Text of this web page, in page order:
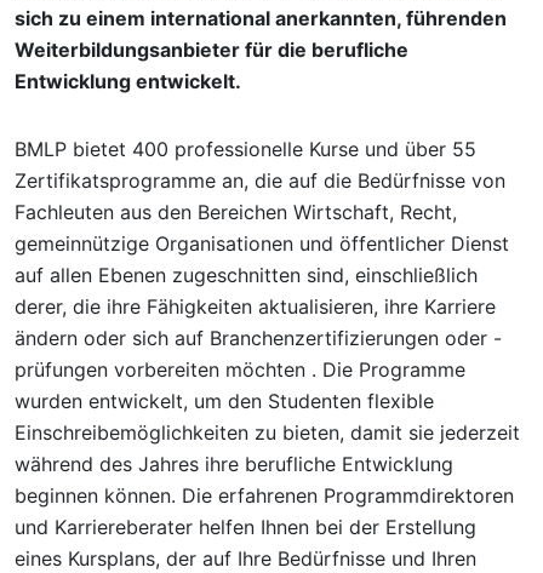
sich zu einem international anerkannten, führenden
Weiterbildungsanbieter für die berufliche
Entwicklung entwickelt.
BMLP bietet 400 professionelle Kurse und über 55
Zertifikatsprogramme an, die auf die Bedürfnisse von
Fachleuten aus den Bereichen Wirtschaft, Recht,
gemeinnützige Organisationen und öffentlicher Dienst
auf allen Ebenen zugeschnitten sind, einschließlich
derer, die ihre Fähigkeiten aktualisieren, ihre Karriere
ändern oder sich auf Branchenzertifizierungen oder -
prüfungen vorbereiten möchten . Die Programme
wurden entwickelt, um den Studenten flexible
Einschreibemöglichkeiten zu bieten, damit sie jederzeit
während des Jahres ihre berufliche Entwicklung
beginnen können. Die erfahrenen Programmdirektoren
und Karriereberater helfen Ihnen bei der Erstellung
eines Kursplans, der auf Ihre Bedürfnisse und Ihren